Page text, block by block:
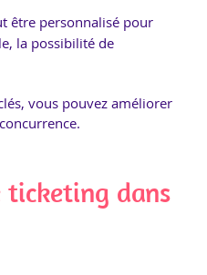
être personnalisé pour
la possibilité de
vous pouvez améliorer
dans